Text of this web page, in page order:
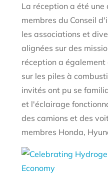
La réception a été une
membres du Conseil
les associations et
alignées sur des
réception a
sur les piles à
invités ont pu se
et l'éclairage
des camions et des
membres Honda,